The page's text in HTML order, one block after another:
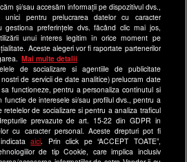
Happy Channel
editorială
Antena Group
a1.ro
as.ro
catine.ro
chefi.ro
și/sau accesăm informații pe dispozitivul dvs.,
unici pentru prelucrarea datelor cu caracter
gestiona preferințele dvs. făcând clic mai jos,
unui interes legitim în orice moment pe
Aceste alegeri vor fi raportate partenerilor
Mai multe detalii
de socializare si agentiile de publicitate
de servicii de date analitice) prelucram date
functioneze, pentru a personaliza continutul si
functie de interesele si/sau profilul dvs., pentru a
de socializare si pentru a analiza traficul
prevazute de art. 15-22 din GDPR in
cu caracter personal. Aceste drepturi pot fi
indicataaici . Prin click pe “ACCEPT TOATE”,
de tip Cookie, care implica inclusiv